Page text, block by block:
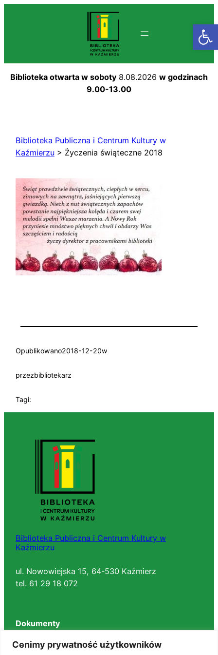
Cenimy prywatność użytkowników
Biblioteka otwarta w soboty 8.08.2026 w godzinach
9.00-13.00
Biblioteka Publiczna i Centrum Kultury w
Kaźmierzu > Życzenia świąteczne 2018
Opublikowano2018-12-20w
przezbibliotekarz
Tagi:
Biblioteka Publiczna i Centrum Kultury w
Kaźmierzu
ul. Nowowiejska 15, 64-530 Kaźmierz
tel. 61 29 18 072
Dokumenty
Regulaminy